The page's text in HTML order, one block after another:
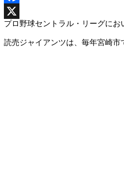
Facebook
X
プロ野球セントラル・リーグにお
読売ジャイアンツは、毎年宮崎市